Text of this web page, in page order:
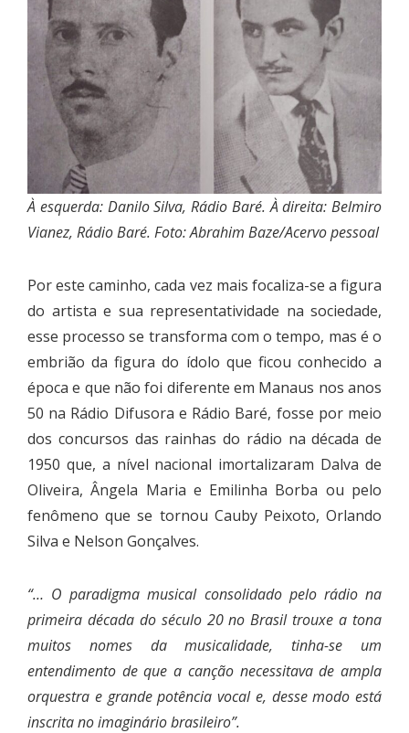
À esquerda: Danilo Silva, Rádio Baré. À direita: Belmiro
Vianez, Rádio Baré. Foto: Abrahim Baze/Acervo pessoal
Por este caminho, cada vez mais focaliza-se a figura
do artista e sua representatividade na sociedade,
esse processo se transforma com o tempo, mas é o
embrião da figura do ídolo que ficou conhecido a
época e que não foi diferente em Manaus nos anos
50 na Rádio Difusora e Rádio Baré, fosse por meio
dos concursos das rainhas do rádio na década de
1950 que, a nível nacional imortalizaram Dalva de
Oliveira, Ângela Maria e Emilinha Borba ou pelo
fenômeno que se tornou Cauby Peixoto, Orlando
Silva e Nelson Gonçalves.
“… O paradigma musical consolidado pelo rádio na
primeira década do século 20 no Brasil trouxe a tona
muitos nomes da musicalidade, tinha-se um
entendimento de que a canção necessitava de ampla
orquestra e grande potência vocal e, desse modo está
inscrita no imaginário brasileiro”.